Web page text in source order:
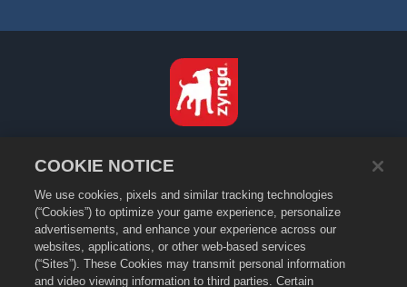
Privacidade
Termos de Serviço
Não vender nem compartilhar minhas informações pessoais
Política de Cookies
Política de Reembolso
COOKIE NOTICE
We use cookies, pixels and similar tracking technologies
(“Cookies”) to optimize your game experience, personalize
advertisements, and enhance your experience across our
websites, applications, or other web-based services
(“Sites”). These Cookies may transmit personal information
and video viewing information to third parties. Certain